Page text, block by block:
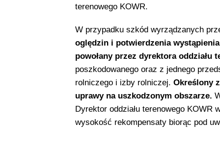
terenowego KOWR.
W przypadku szkód wyrządzanych
oględzin i potwierdzenia
powołany przez dyrektora oddziału
poszkodowanego oraz z jednego
rolniczego i izby rolniczej. Określony
uprawy na uszkodzonym obszarze.
Dyrektor oddziału terenowego KOWR
wysokość rekompensaty biorąc pod